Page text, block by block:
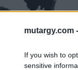
mutargy.com -
If you wish to
sensitive